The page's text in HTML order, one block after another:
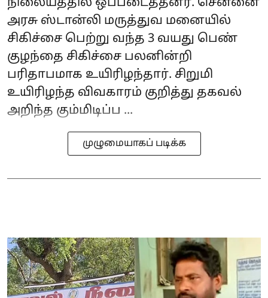
அரசு ஸ்டான்லி மருத்துவ மனையில்
சிகிச்சை பெற்று வந்த 3 வயது பெண்
குழந்தை சிகிச்சை பலனின்றி
பரிதாபமாக உயிரிழந்தார். சிறுமி
உயிரிழந்த விவகாரம் குறித்து தகவல்
அறிந்த கும்மிடிப்ப ...
முழுமையாகப் படிக்க